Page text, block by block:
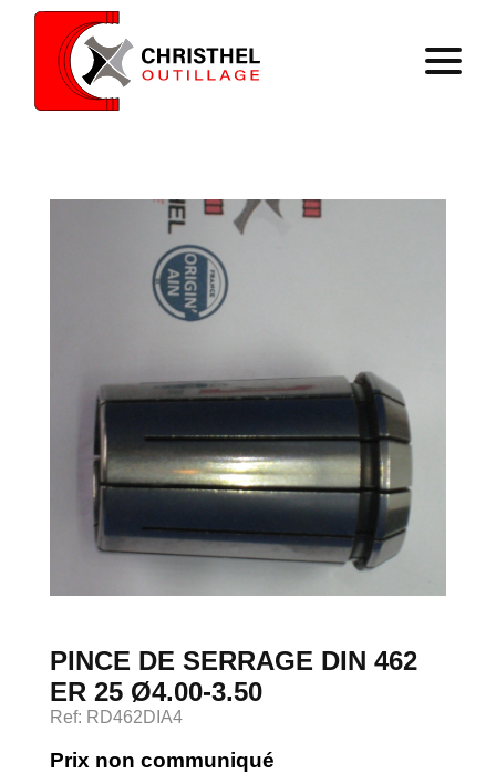
Savoir faire
Catalogue
Panier
Devenir client
PINCE DE SERRAGE DIN 462
ER 25 Ø4.00-3.50
Ref: RD462DIA4
Prix non communiqué